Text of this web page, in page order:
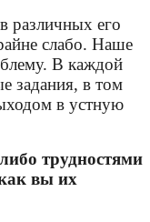
различных его
слабо. Наше
В каждой
задания, в том
в устную
трудностями
вы их